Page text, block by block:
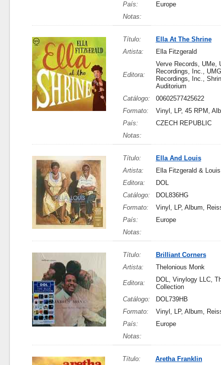
País:
Europe
Notas:
Título:
Ella At The Shrine
Artista:
Ella Fitzgerald
Editora:
Verve Records, UMe,
Recordings, Inc., UMG
Recordings, Inc.,
Auditorium
Catálogo:
00602577425622
Formato:
Vinyl, LP, 45 RPM,
País:
CZECH REPUBLIC
Notas:
Título:
Ella And Louis
Artista:
Ella Fitzgerald &
Editora:
DOL
Catálogo:
DOL836HG
Formato:
Vinyl, LP, Album,
País:
Europe
Notas:
Título:
Brilliant Corners
Artista:
Thelonious Monk
Editora:
DOL, Vinylogy LLC,
Collection
Catálogo:
DOL739HB
Formato:
Vinyl, LP, Album,
País:
Europe
Notas:
Título: Aretha Franklin